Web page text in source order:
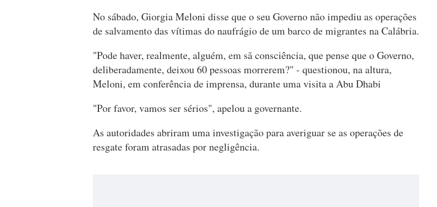
No sábado, Giorgia Meloni disse que o seu Governo não impediu as operações
de salvamento das vítimas do naufrágio de um barco de migrantes na Calábria.
"Pode haver, realmente, alguém, em sã consciência, que pense que o Governo,
deliberadamente, deixou 60 pessoas morrerem?" - questionou, na altura,
Meloni, em conferência de imprensa, durante uma visita a Abu Dhabi
"Por favor, vamos ser sérios", apelou a governante.
As autoridades abriram uma investigação para averiguar se as operações de
resgate foram atrasadas por negligência.